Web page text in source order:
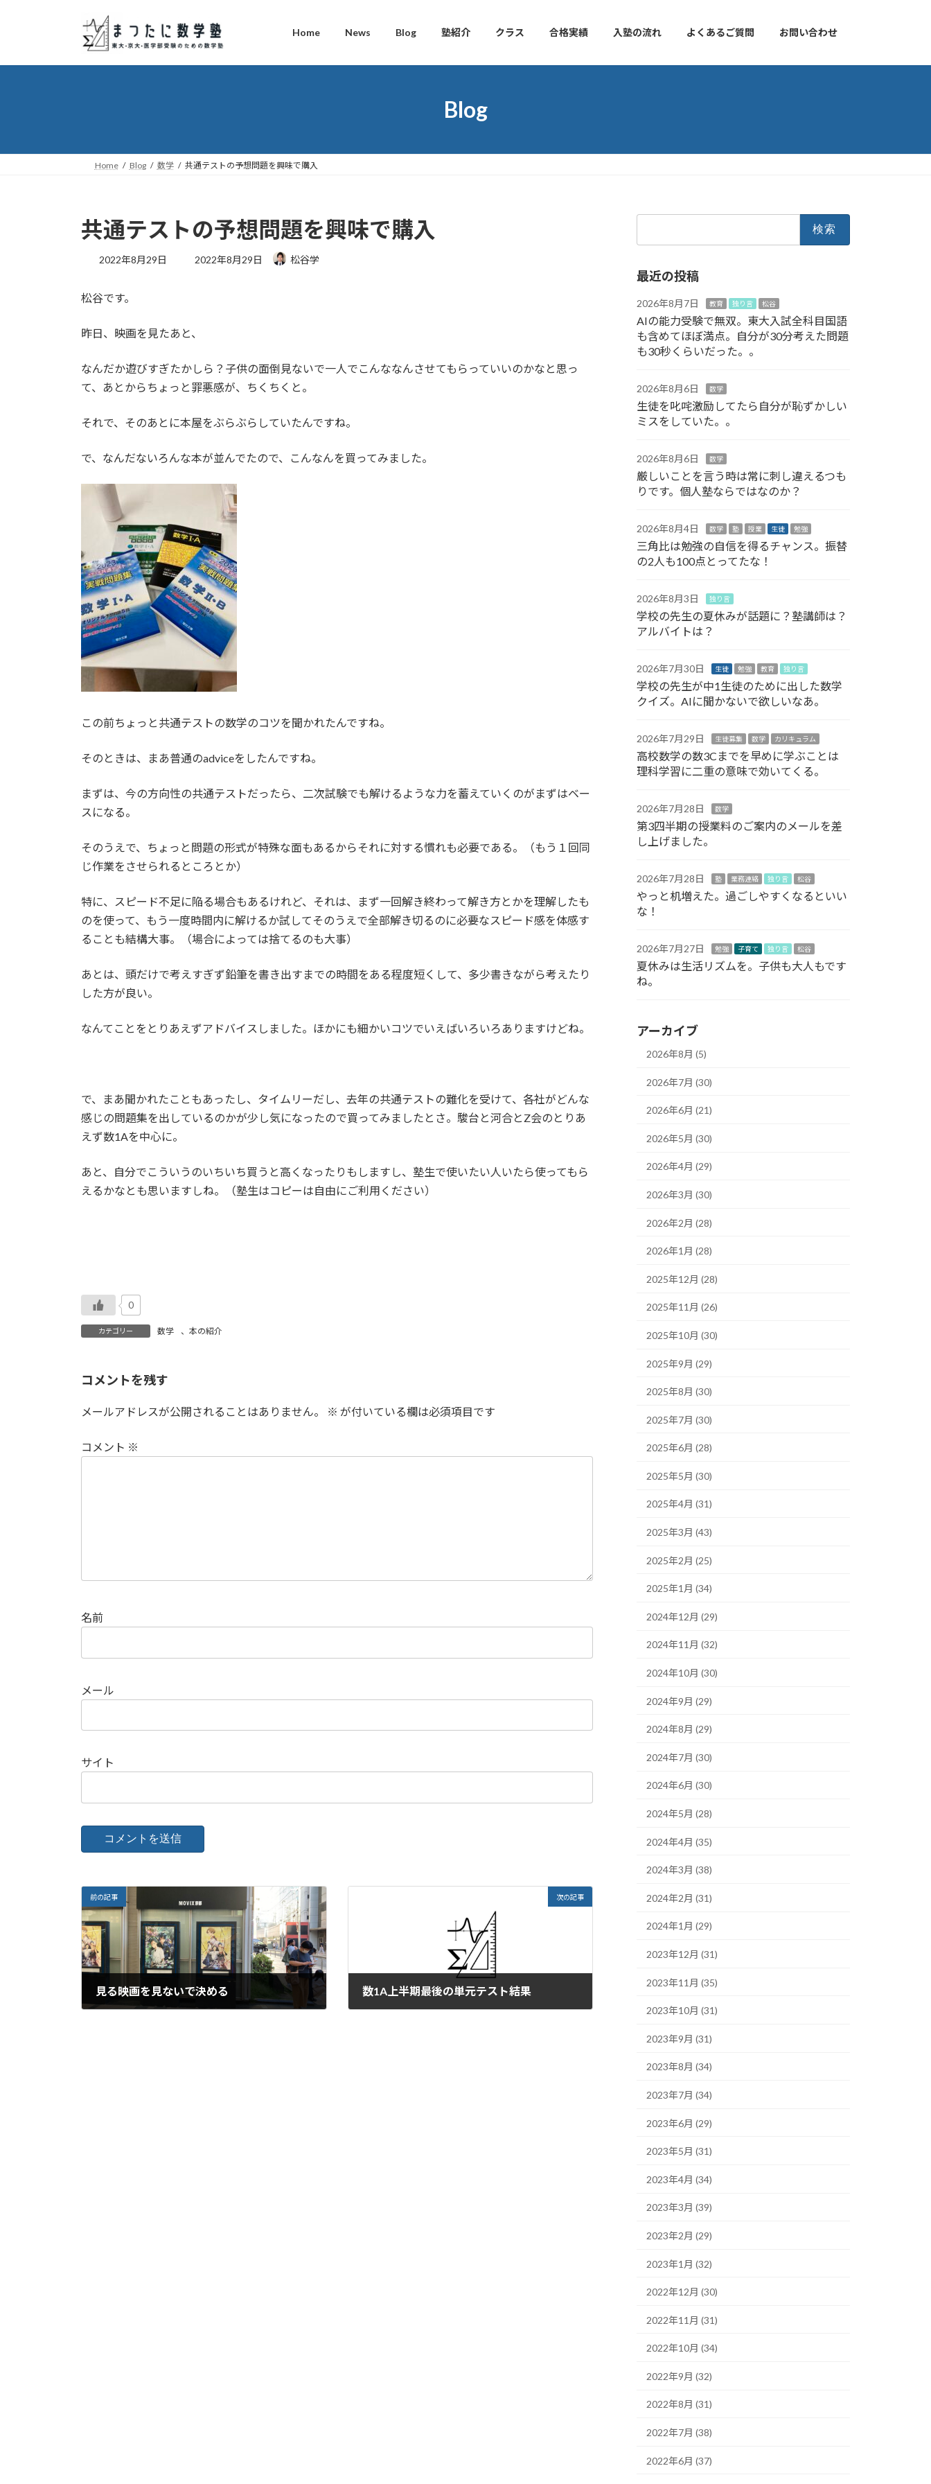
プ
動
Home News Blog 塾紹介 クラス 合格実績 入塾の流れ よくあるご質問 お問い合わせ
Blog
Home Blog 数学 共通テストの予想問題を興味で購入
共通テストの予想問題を興味で購入
2022年8月29日
最
:
2022年8月29日 松谷学
松谷です。
昨日、映画を見たあと、
なんだか遊びすぎたかしら？子供の面倒見ないで一人でこんななんさせてもらっていいのかなと思っ
て、あとからちょっと罪悪感が、ちくちくと。
それで、そのあとに本屋をぶらぶらしていたんですね。
で、なんだないろんな本が並んでたので、こんなんを買ってみました。
この前ちょっと共通テストの数学のコツを聞かれたんですね。
そのときは、まあ普通のadviceをしたんですね。
まずは、今の方向性の共通テストだったら、二次試験でも解けるような力を蓄えていくのがまずはベー
スになる。
そのうえで、ちょっと問題の形式が特殊な面もあるからそれに対する慣れも必要である。（もう１回同
じ作業をさせられるところとか）
特に、スピード不足に陥る場合もあるけれど、それは、まず一回解き終わって解き方とかを理解したも
のを使って、もう一度時間内に解けるか試してそのうえで全部解き切るのに必要なスピード感を体感す
ることも結構大事。（場合によっては捨てるのも大事）
あとは、頭だけで考えすぎず鉛筆を書き出すまでの時間をある程度短くして、多少書きながら考えたり
した方が良い。
なんてことをとりあえずアドバイスしました。ほかにも細かいコツでいえばいろいろありますけどね。
で、まあ聞かれたこともあったし、タイムリーだし、去年の共通テストの難化を受けて、各社がどんな
感じの問題集を出しているのかが少し気になったので買ってみましたとさ。駿台と河合とZ会のとりあ
えず数1Aを中心に。
あと、自分でこういうのいちいち買うと高くなったりもしますし、塾生で使いたい人いたら使ってもら
えるかなとも思いますしね。（塾生はコピーは自由にご利用ください）
0
カテゴリー 数学 、 本の紹介
コメントを残す
メールアドレスが公開されることはありません。 ※ が付いている欄は必須項目です
コメント ※
名前
メール
サイト
前の記事
見る映画を見ないで決める
次の記事
数1A上半期最後の単元テスト結果
最近の投稿
2026年8月7日 教育 独り言 松谷
AIの能力受験で無双。東大入試全科目国語
も含めてほぼ満点。自分が30分考えた問題
も30秒くらいだった。。
2026年8月6日 数学
生徒を叱咤激励してたら自分が恥ずかしい
ミスをしていた。。
2026年8月6日 数学
厳しいことを言う時は常に刺し違えるつも
りです。個人塾ならではなのか？
2026年8月4日 数学 塾 授業 生徒 勉強
三角比は勉強の自信を得るチャンス。振替
の2人も100点とってたな！
2026年8月3日 独り言
学校の先生の夏休みが話題に？塾講師は？
アルバイトは？
2026年7月30日 生徒 勉強 教育 独り言
学校の先生が中1生徒のために出した数学
クイズ。AIに聞かないで欲しいなあ。
2026年7月29日 生徒募集 数学 カリキュラム
高校数学の数3Cまでを早めに学ぶことは
理科学習に二重の意味で効いてくる。
2026年7月28日 数学
第3四半期の授業料のご案内のメールを差
し上げました。
2026年7月28日 塾 業務連絡 独り言 松谷
やっと机増えた。過ごしやすくなるといい
な！
2026年7月27日 勉強 子育て 独り言 松谷
夏休みは生活リズムを。子供も大人もです
ね。
アーカイブ
2026年8月 (5)
2026年7月 (30)
2026年6月 (21)
2026年5月 (30)
2026年4月 (29)
2026年3月 (30)
2026年2月 (28)
2026年1月 (28)
2025年12月 (28)
2025年11月 (26)
2025年10月 (30)
2025年9月 (29)
2025年8月 (30)
2025年7月 (30)
2025年6月 (28)
2025年5月 (30)
2025年4月 (31)
2025年3月 (43)
2025年2月 (25)
2025年1月 (34)
2024年12月 (29)
2024年11月 (32)
2024年10月 (30)
2024年9月 (29)
2024年8月 (29)
2024年7月 (30)
2024年6月 (30)
2024年5月 (28)
2024年4月 (35)
2024年3月 (38)
2024年2月 (31)
2024年1月 (29)
2023年12月 (31)
2023年11月 (35)
2023年10月 (31)
2023年9月 (31)
2023年8月 (34)
2023年7月 (34)
2023年6月 (29)
2023年5月 (31)
2023年4月 (34)
2023年3月 (39)
2023年2月 (29)
2023年1月 (32)
2022年12月 (30)
2022年11月 (31)
2022年10月 (34)
2022年9月 (32)
2022年8月 (31)
2022年7月 (38)
2022年6月 (37)